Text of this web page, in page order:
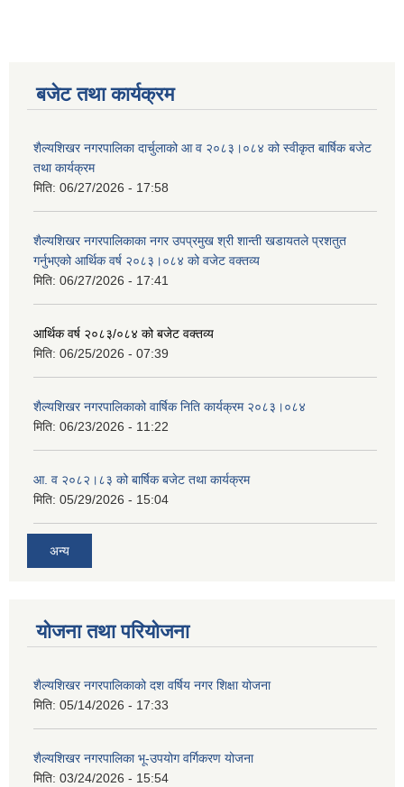
बजेट तथा कार्यक्रम
शैल्यशिखर नगरपालिका दार्चुलाको आ व २०८३।०८४ को स्वीकृत बार्षिक बजेट
तथा कार्यक्रम
मिति: 06/27/2026 - 17:58
शैल्यशिखर नगरपालिकाका नगर उपप्रमुख श्री शान्ती खडायतले प्रशतुत
गर्नुभएको आर्थिक वर्ष २०८३।०८४ को वजेट वक्तव्य
मिति: 06/27/2026 - 17:41
आर्थिक वर्ष २०८३/०८४ को बजेट वक्तव्य
मिति: 06/25/2026 - 07:39
शैल्यशिखर नगरपालिकाको वार्षिक निति कार्यक्रम २०८३।०८४
मिति: 06/23/2026 - 11:22
आ. व २०८२।८३ को बार्षिक बजेट तथा कार्यक्रम
मिति: 05/29/2026 - 15:04
अन्य
योजना तथा परियोजना
शैल्यशिखर नगरपालिकाको दश वर्षिय नगर शिक्षा योजना
मिति: 05/14/2026 - 17:33
शैल्यशिखर नगरपालिका भू-उपयोग वर्गिकरण योजना
मिति: 03/24/2026 - 15:54